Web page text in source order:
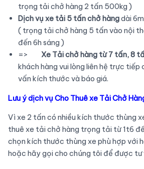
trọng tải chở hàng 2 tấn 500kg )
Dịch vụ xe tải 5 tấn chở hàngdài
( trọng tải chở hàng 5 tấn vào nội
đến 6h sáng )
=> Xe Tải chở hàng từ 7 tấn, 8
khách hàng vui lòng liên hệ trực
vấn kích thước và báo giá.
Lưu ý dịch vụ Cho Thuê xe Tải Chở
Vì xe 2 tấn có nhiều kích thước thùng
thuê xe tải chở hàng trọng tải từ 1t6
chọn kích thước thùng xe phù hợp với
hoặc hãy gọi cho chúng tôi để được tư